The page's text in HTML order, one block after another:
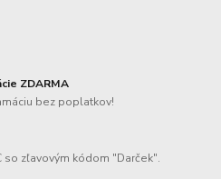
ZDARMA
bez poplatkov!
so zľavovým kódom "Darček".